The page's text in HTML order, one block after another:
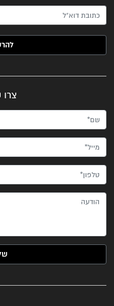
האימייל שלך (חובה)